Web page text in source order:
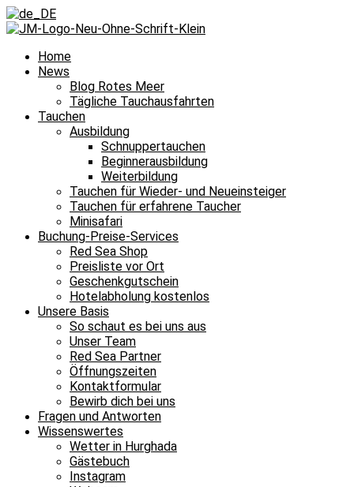
Home
News
Blog Rotes Meer
Tägliche Tauchausfahrten
Tauchen
Ausbildung
Schnuppertauchen
Beginnerausbildung
Weiterbildung
Tauchen für Wieder- und Neueinsteiger
Tauchen für erfahrene Taucher
Minisafari
Buchung-Preise-Services
Red Sea Shop
Preisliste vor Ort
Geschenkgutschein
Hotelabholung kostenlos
Unsere Basis
So schaut es bei uns aus
Unser Team
Red Sea Partner
Öffnungszeiten
Kontaktformular
Bewirb dich bei uns
Fragen und Antworten
Wissenswertes
Wetter in Hurghada
Gästebuch
Instagram